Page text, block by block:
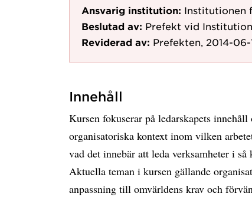
Ansvarig institution: Institutionen
Beslutad av: Prefekt vid
Reviderad av: Prefekten, 2014-06-
Innehåll
Kursen fokuserar på ledarskapets
organisatoriska kontext inom vilken
vad det innebär att leda verksamheter i
Aktuella teman i kursen gällande
anpassning till omvärldens krav och